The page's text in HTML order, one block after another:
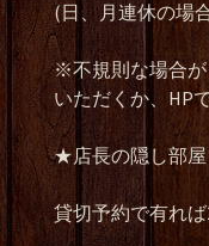
(日、月連休の場
※不規則な場合が
いただくか、HP
★店長の隠し部屋
貸切予約で有れ